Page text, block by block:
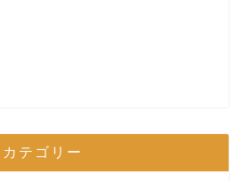
カテゴリー